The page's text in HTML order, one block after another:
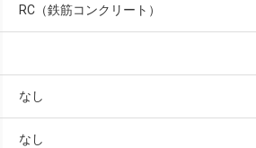
RC（鉄筋コンクリート）
なし
なし